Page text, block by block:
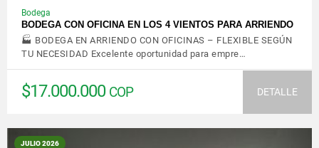
Bodega
BODEGA CON OFICINA EN LOS 4 VIENTOS PARA ARRIENDO
🏭 BODEGA EN ARRIENDO CON OFICINAS – FLEXIBLE SEGÚN
TU NECESIDAD Excelente oportunidad para empre…
$17.000.000 COP DETALLE
JULIO 2026